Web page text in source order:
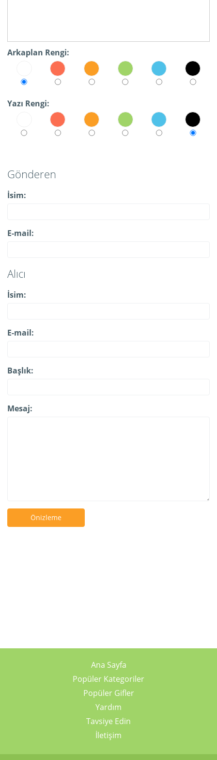
Arkaplan Rengi:
Yazı Rengi:
Gönderen
İsim:
E-mail:
Alıcı
İsim:
E-mail:
Başlık:
Mesaj:
Önizleme
Ana Sayfa
Popüler Kategoriler
Popüler Gifler
Yardım
Tavsiye Edin
İletişim